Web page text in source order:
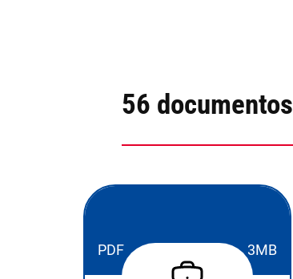
56 documentos
PDF 3MB